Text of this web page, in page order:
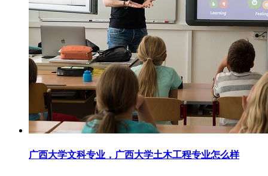
广西大学文科专业，广西大学土木工程专业怎么样